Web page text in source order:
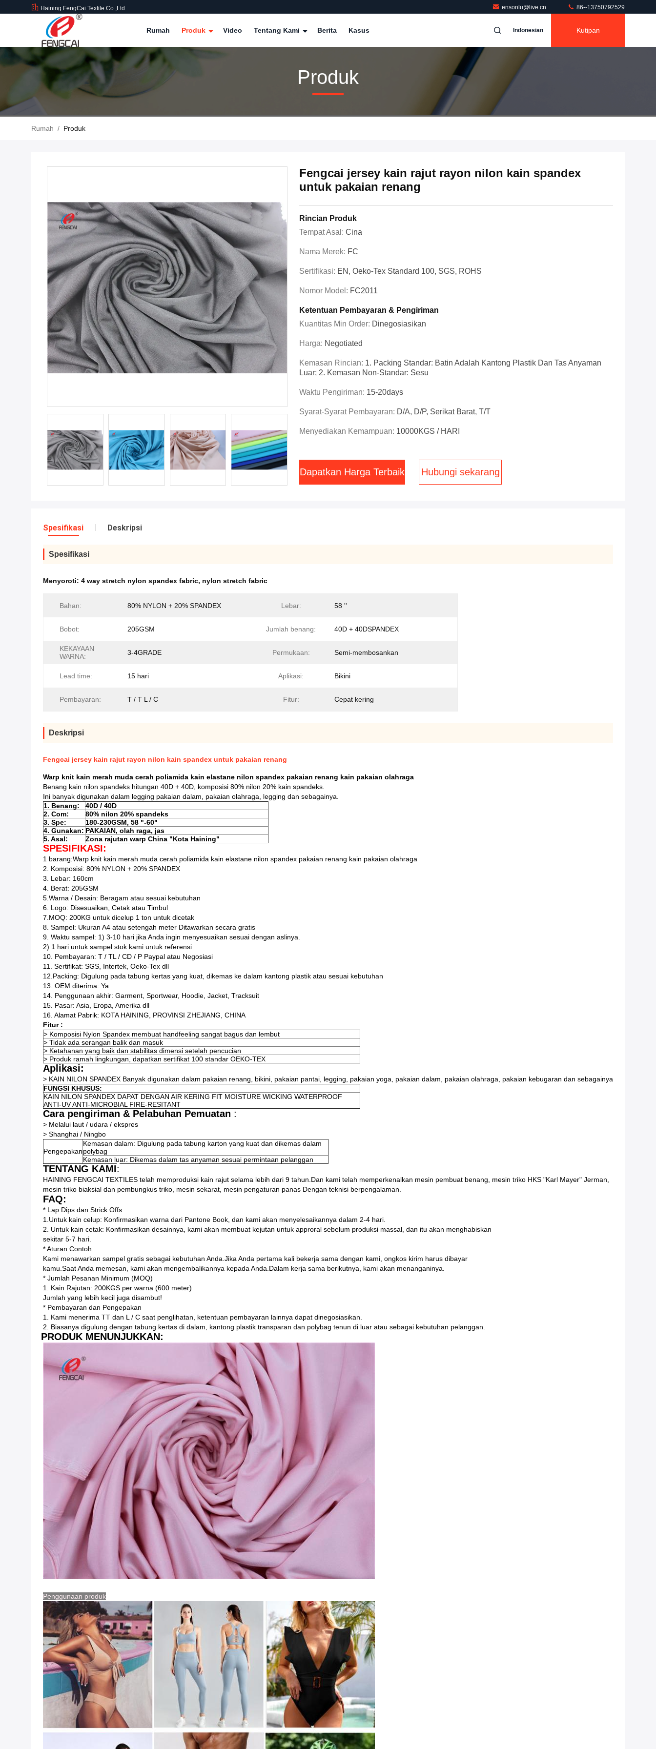
Haining FengCai Textile Co.,Ltd. ensonlu@live.cn 86--13750792529
Rumah Produk Video Tentang Kami Berita Kasus Indonesian Kutipan
Produk
Rumah / Produk
Fengcai jersey kain rajut rayon nilon kain spandex
untuk pakaian renang
Rincian Produk
Tempat Asal: Cina
Nama Merek: FC
Sertifikasi: EN, Oeko-Tex Standard 100, SGS, ROHS
Nomor Model: FC2011
Ketentuan Pembayaran & Pengiriman
Kuantitas Min Order: Dinegosiasikan
Harga: Negotiated
Kemasan Rincian: 1. Packing Standar: Batin Adalah Kantong Plastik Dan Tas Anyaman
Luar; 2. Kemasan Non-Standar: Sesu
Waktu Pengiriman: 15-20days
Syarat-Syarat Pembayaran: D/A, D/P, Serikat Barat, T/T
Menyediakan Kemampuan: 10000KGS / HARI
Dapatkan Harga Terbaik Hubungi sekarang
Spesifikasi Deskripsi
Spesifikasi
Menyoroti: 4 way stretch nylon spandex fabric, nylon stretch fabric
Bahan: 80% NYLON + 20% SPANDEX Lebar: 58 ''
Bobot: 205GSM Jumlah benang: 40D + 40DSPANDEX
KEKAYAAN
WARNA:
3-4GRADE Permukaan: Semi-membosankan
Lead time: 15 hari Aplikasi: Bikini
Pembayaran: T / T L / C Fitur: Cepat kering
Deskripsi
Fengcai jersey kain rajut rayon nilon kain spandex untuk pakaian renang
Warp knit kain merah muda cerah poliamida kain elastane nilon spandex pakaian renang kain pakaian olahraga
Benang kain nilon spandeks hitungan 40D + 40D, komposisi 80% nilon 20% kain spandeks.
Ini banyak digunakan dalam legging pakaian dalam, pakaian olahraga, legging dan sebagainya.
1. Benang:
40D / 40D
2. Com:
80% nilon 20% spandeks
3. Spe:
180-230GSM, 58 "-60"
4. Gunakan: PAKAIAN, olah raga, jas
5. Asal:
Zona rajutan warp China "Kota Haining"
SPESIFIKASI:
1 barang:Warp knit kain merah muda cerah poliamida kain elastane nilon spandex pakaian renang kain pakaian olahraga
2. Komposisi: 80% NYLON + 20% SPANDEX
3. Lebar: 160cm
4. Berat: 205GSM
5.Warna / Desain: Beragam atau sesuai kebutuhan
6. Logo: Disesuaikan, Cetak atau Timbul
7.MOQ: 200KG untuk dicelup 1 ton untuk dicetak
8. Sampel: Ukuran A4 atau setengah meter Ditawarkan secara gratis
9. Waktu sampel: 1) 3-10 hari jika Anda ingin menyesuaikan sesuai dengan aslinya.
2) 1 hari untuk sampel stok kami untuk referensi
10. Pembayaran: T / TL / CD / P Paypal atau Negosiasi
11. Sertifikat: SGS, Intertek, Oeko-Tex dll
12.Packing: Digulung pada tabung kertas yang kuat, dikemas ke dalam kantong plastik atau sesuai kebutuhan
13. OEM diterima: Ya
14. Penggunaan akhir: Garment, Sportwear, Hoodie, Jacket, Tracksuit
15. Pasar: Asia, Eropa, Amerika dll
16. Alamat Pabrik: KOTA HAINING, PROVINSI ZHEJIANG, CHINA
Fitur :
> Komposisi Nylon Spandex membuat handfeeling sangat bagus dan lembut
> Tidak ada serangan balik dan masuk
> Ketahanan yang baik dan stabilitas dimensi setelah pencucian
> Produk ramah lingkungan, dapatkan sertifikat 100 standar OEKO-TEX
Aplikasi:
> KAIN NILON SPANDEX Banyak digunakan dalam pakaian renang, bikini, pakaian pantai, legging, pakaian yoga, pakaian dalam, pakaian olahraga, pakaian kebugaran dan sebagainya
FUNGSI KHUSUS:
KAIN NILON SPANDEX DAPAT DENGAN AIR KERING FIT MOISTURE WICKING WATERPROOF
ANTI-UV ANTI-MICROBIAL FIRE-RESITANT
Cara pengiriman & Pelabuhan Pemuatan :
> Melalui laut / udara / ekspres
> Shanghai / Ningbo
Pengepakan
Kemasan dalam: Digulung pada tabung karton yang kuat dan dikemas dalam
polybag
Kemasan luar: Dikemas dalam tas anyaman sesuai permintaan pelanggan
TENTANG KAMI:
HAINING FENGCAI TEXTILES telah memproduksi kain rajut selama lebih dari 9 tahun.Dan kami telah memperkenalkan mesin pembuat benang, mesin triko HKS "Karl Mayer" Jerman,
mesin triko biaksial dan pembungkus triko, mesin sekarat, mesin pengaturan panas Dengan teknisi berpengalaman.
FAQ:
* Lap Dips dan Strick Offs
1.Untuk kain celup: Konfirmasikan warna dari Pantone Book, dan kami akan menyelesaikannya dalam 2-4 hari.
2. Untuk kain cetak: Konfirmasikan desainnya, kami akan membuat kejutan untuk approral sebelum produksi massal, dan itu akan menghabiskan
sekitar 5-7 hari.
* Aturan Contoh
Kami menawarkan sampel gratis sebagai kebutuhan Anda.Jika Anda pertama kali bekerja sama dengan kami, ongkos kirim harus dibayar
kamu.Saat Anda memesan, kami akan mengembalikannya kepada Anda.Dalam kerja sama berikutnya, kami akan menanganinya.
* Jumlah Pesanan Minimum (MOQ)
1. Kain Rajutan: 200KGS per warna (600 meter)
Jumlah yang lebih kecil juga disambut!
* Pembayaran dan Pengepakan
1. Kami menerima TT dan L / C saat penglihatan, ketentuan pembayaran lainnya dapat dinegosiasikan.
2. Biasanya digulung dengan tabung kertas di dalam, kantong plastik transparan dan polybag tenun di luar atau sebagai kebutuhan pelanggan.
PRODUK MENUNJUKKAN:
Penggunaan produk